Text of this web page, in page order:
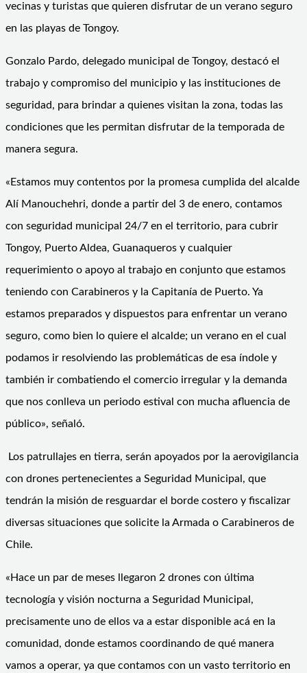
vecinas y turistas que quieren disfrutar de un verano seguro
en las playas de Tongoy.
Gonzalo Pardo, delegado municipal de Tongoy, destacó el
trabajo y compromiso del municipio y las instituciones de
seguridad, para brindar a quienes visitan la zona, todas las
condiciones que les permitan disfrutar de la temporada de
manera segura.
«Estamos muy contentos por la promesa cumplida del alcalde
Alí Manouchehri, donde a partir del 3 de enero, contamos
con seguridad municipal 24/7 en el territorio, para cubrir
Tongoy, Puerto Aldea, Guanaqueros y cualquier
requerimiento o apoyo al trabajo en conjunto que estamos
teniendo con Carabineros y la Capitanía de Puerto. Ya
estamos preparados y dispuestos para enfrentar un verano
seguro, como bien lo quiere el alcalde; un verano en el cual
podamos ir resolviendo las problemáticas de esa índole y
también ir combatiendo el comercio irregular y la demanda
que nos conlleva un periodo estival con mucha afluencia de
público», señaló.
Los patrullajes en tierra, serán apoyados por la aerovigilancia
con drones pertenecientes a Seguridad Municipal, que
tendrán la misión de resguardar el borde costero y fiscalizar
diversas situaciones que solicite la Armada o Carabineros de
Chile.
«Hace un par de meses llegaron 2 drones con última
tecnología y visión nocturna a Seguridad Municipal,
precisamente uno de ellos va a estar disponible acá en la
comunidad, donde estamos coordinando de qué manera
vamos a operar, ya que contamos con un vasto territorio en